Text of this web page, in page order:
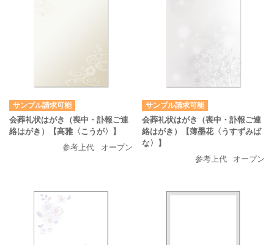
サンプル請求可能
会葬礼状はがき（喪中・訃報ご連
絡はがき）【高雅〈こうが〉】
参考上代
オープン
サンプル請求可能
会葬礼状はがき（喪中・訃報ご連
絡はがき）【薄墨花〈うすずみば
な〉】
参考上代
オープン